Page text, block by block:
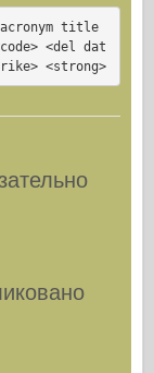
title
<del dat
<strong>